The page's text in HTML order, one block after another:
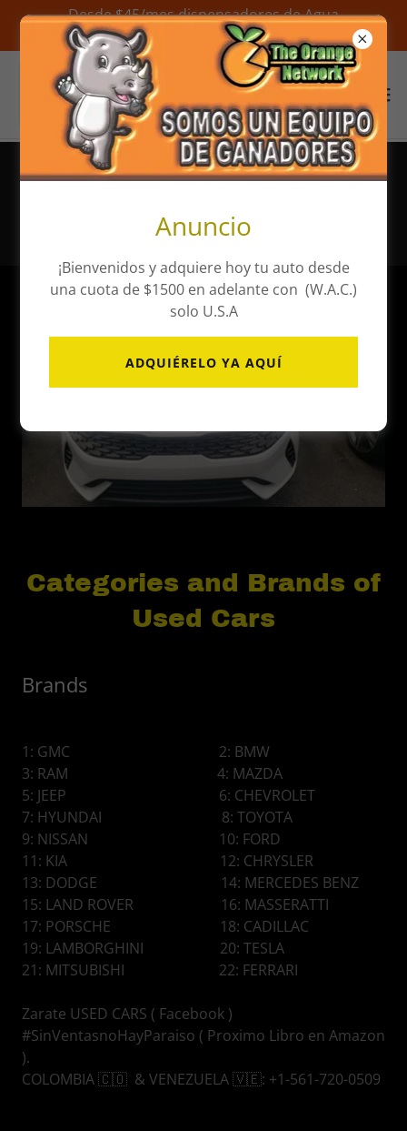
Desde $45/mes dispensadores de Agua
Alcalina / From $45/month Dispensers
Categories and Brands of
Used Cars
Brands
1: GMC 2: BMW
3: RAM 4: MAZDA
5: JEEP 6: CHEVROLET
7: HYUNDAI 8: TOYOTA
9: NISSAN 10: FORD
11: KIA 12: CHRYSLER
13: DODGE 14: MERCEDES BENZ
15: LAND ROVER 16: MASSERATTI
17: PORSCHE 18: CADILLAC
19: LAMBORGHINI 20: TESLA
21: MITSUBISHI 22: FERRARI
Zarate USED CARS ( Facebook )
#SinVentasnoHayParaiso ( Proximo Libro en Amazon
).
COLOMBIA 🇨🇴 & VENEZUELA 🇻🇪: +1-561-720-0509
Anuncio
¡Bienvenidos y adquiere hoy tu auto desde
una cuota de $1500 en adelante con (W.A.C.)
solo U.S.A
ADQUIÉRELO YA AQUÍ